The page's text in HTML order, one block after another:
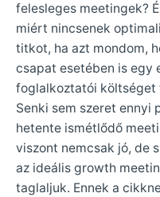
felesleges meetingek?
miért nincsenek
titkot, ha azt mondom,
csapat esetében is egy
foglalkoztatói költséget
Senki sem szeret ennyi
hetente ismétlődő
viszont nemcsak jó, de
az ideális growth
taglaljuk. Ennek a